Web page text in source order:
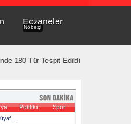
Eczaneler
Nöbetçi
Tespit Edildi *** 10 Ağustos’ta